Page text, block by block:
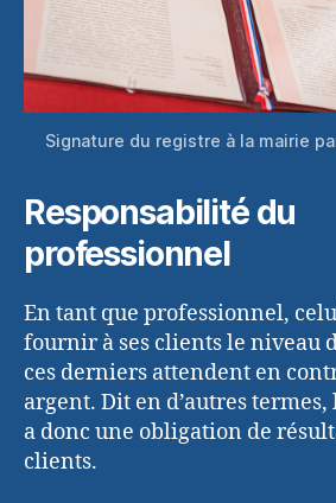
Signature du registre à la mairie
Responsabilité du
professionnel
En tant que professionnel,
fournir à ses clients le niveau
ces derniers attendent en
argent. Dit en d’autres
a donc une obligation de
clients.